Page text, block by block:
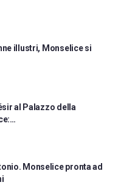
illustri, Monselice si
al Palazzo della
Monselice pronta ad